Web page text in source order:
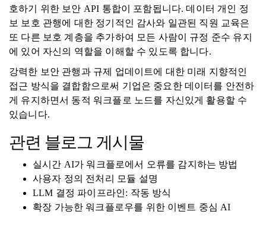
호하기 위한 보안 API 통합이 포함됩니다. 데이터 개인 정
보 보호 관행에 대한 정기적인 감사와 일관된 직원 교육은
또 다른 보호 계층을 추가하여 모든 사람이 규정 준수 유지
에 있어 자신의 역할을 이해할 수 있도록 합니다.
강력한 보안 관행과 규제 업데이트에 대한 미래 지향적인
접근 방식을 결합함으로써 기업은 중요한 데이터를 안전하
게 유지하면서 동적 워크플로 노드를 자신있게 활용할 수
있습니다.
관련 블로그 게시물
실시간 AI가 워크플로에서 오류를 감지하는 방법
사용자 정의 전처리 모듈 설명
LLM 결정 파이프라인: 작동 방식
확장 가능한 워크플로우를 위한 이벤트 중심 AI